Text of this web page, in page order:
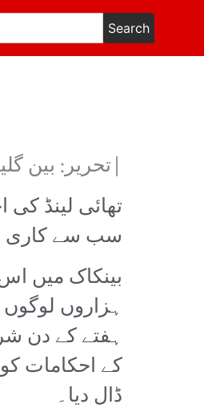
Search
|تحریر: بین
سب سے کاری
بینکاک میں
ہزاروں
ہفتے کے دن
کے احکامات
ڈال دیا۔